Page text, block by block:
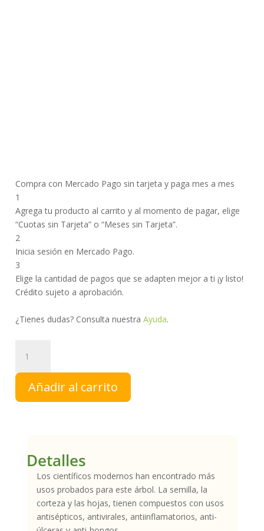
Compra con Mercado Pago sin tarjeta y paga mes a mes
1
Agrega tu producto al carrito y al momento de pagar, elige
“Cuotas sin Tarjeta” o “Meses sin Tarjeta”.
2
Inicia sesión en Mercado Pago.
3
Elige la cantidad de pagos que se adapten mejor a ti ¡y listo!
Crédito sujeto a aprobación.
¿Tienes dudas? Consulta nuestra Ayuda.
NCH
cantidad
Añadir al carrito
Detalles
Los científicos modernos han encontrado más
usos probados para este árbol. La semilla, la
corteza y las hojas, tienen compuestos con usos
antisépticos, antivirales, antiinflamatorios, anti-